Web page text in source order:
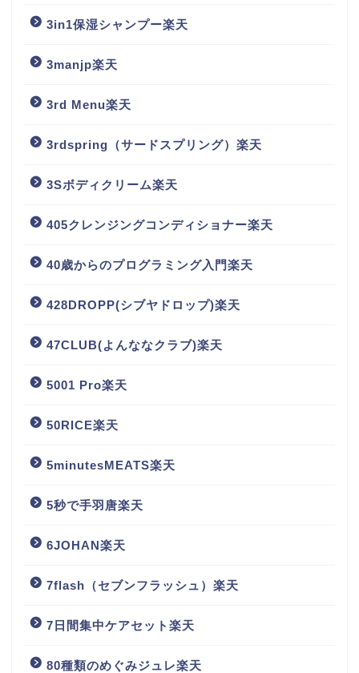
3in1保湿シャンプー楽天
3manjp楽天
3rd Menu楽天
3rdspring（サードスプリング）楽天
3Sボディクリーム楽天
405クレンジングコンディショナー楽天
40歳からのプログラミング入門楽天
428DROPP(シブヤドロップ)楽天
47CLUB(よんななクラブ)楽天
5001 Pro楽天
50RICE楽天
5minutesMEATS楽天
5秒で手羽唐楽天
6JOHAN楽天
7flash（セブンフラッシュ）楽天
7日間集中ケアセット楽天
80種類のめぐみジュレ楽天